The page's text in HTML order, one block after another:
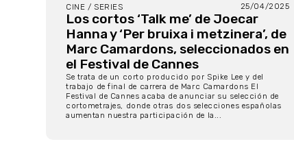
CINE / SERIES 25/04/2025
Los cortos ‘Talk me’ de Joecar
Hanna y ‘Per bruixa i metzinera’, de
Marc Camardons, seleccionados en
el Festival de Cannes
Se trata de un corto producido por Spike Lee y del
trabajo de final de carrera de Marc Camardons El
Festival de Cannes acaba de anunciar su selección de
cortometrajes, donde otras dos selecciones españolas
aumentan nuestra participación de la...